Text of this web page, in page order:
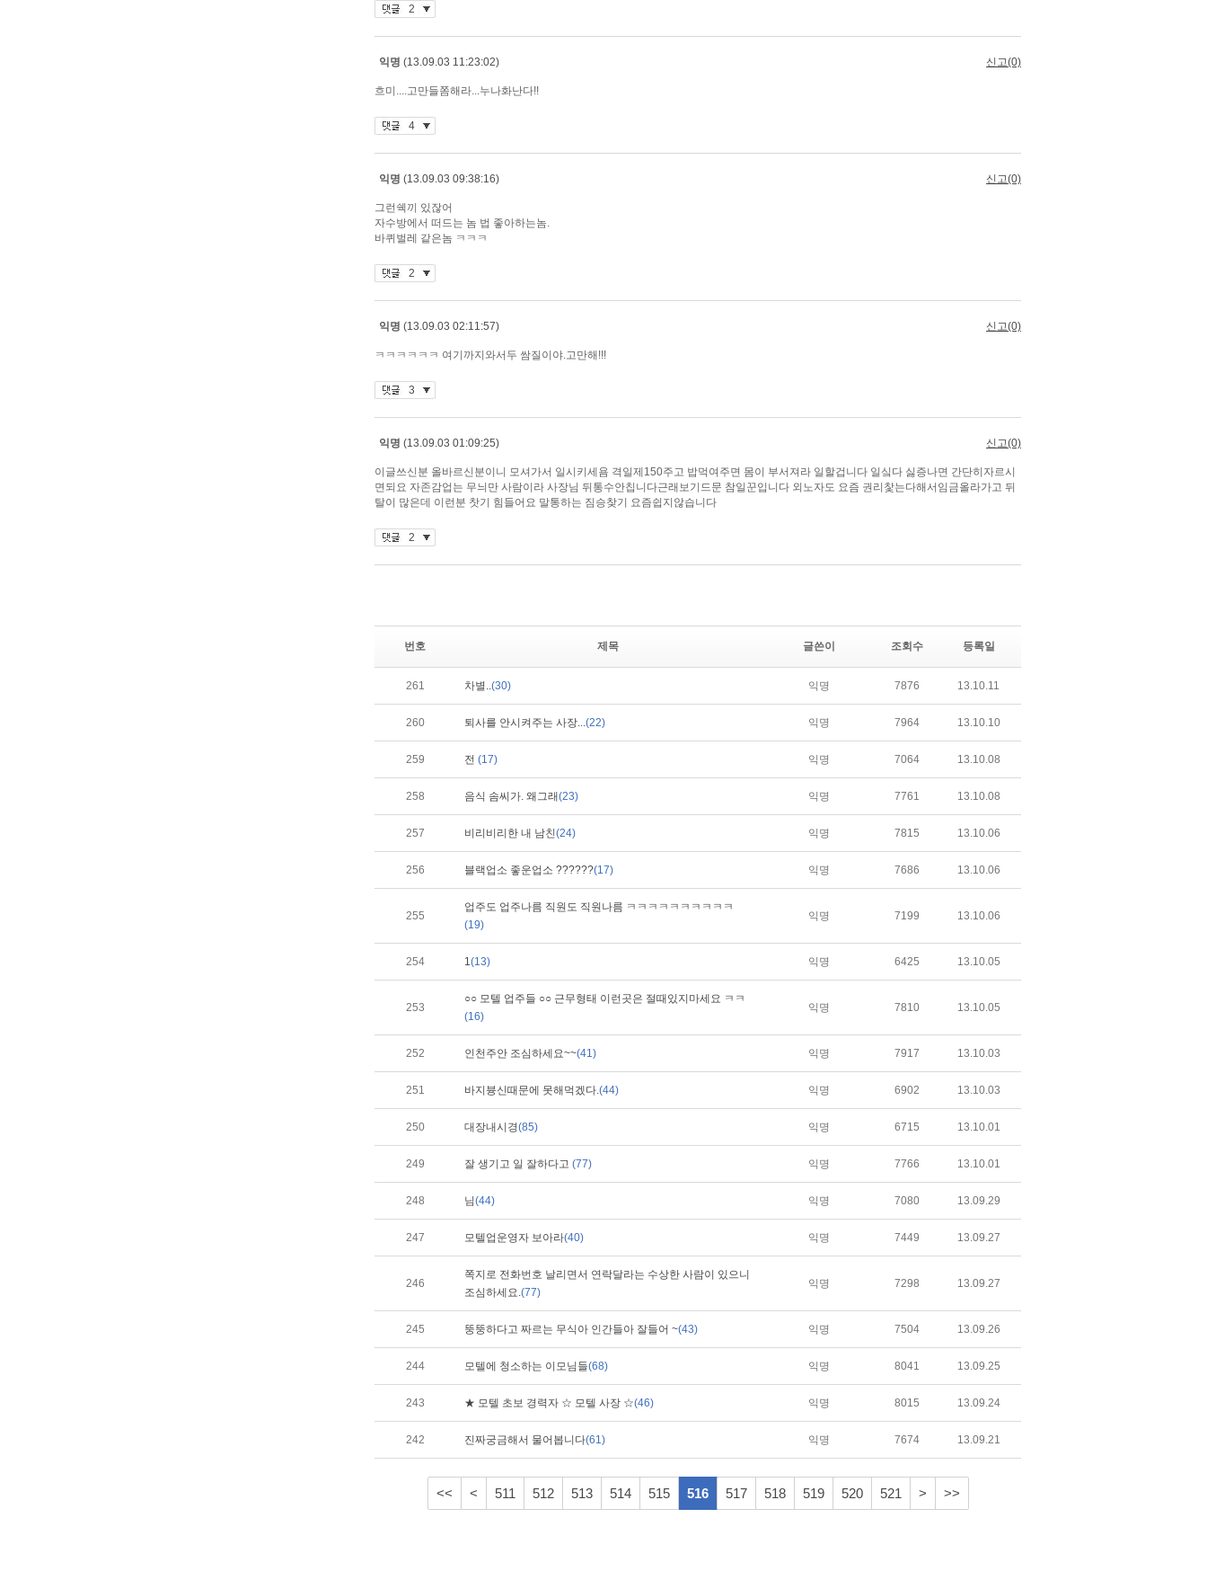
번호 제목 글쓴이 조회수 등록일
261 차별..(30) 익명 7876 13.10.11
260 퇴사를 안시켜주는 사장...(22) 익명 7964 13.10.10
259 전 (17) 익명 7064 13.10.08
258 음식 솜씨가. 왜그래(23) 익명 7761 13.10.08
257 비리비리한 내 남친(24) 익명 7815 13.10.06
256 블랙업소 좋운업소 ??????(17) 익명 7686 13.10.06
255
업주도 업주나름 직원도 직원나름 ㅋㅋㅋㅋㅋㅋㅋㅋㅋㅋ
(19)
익명 7199 13.10.06
254 1(13) 익명 6425 13.10.05
253
○○ 모텔 업주들 ○○ 근무형태 이런곳은 절때있지마세요 ㅋㅋ
(16)
익명 7810 13.10.05
252 인천주안 조심하세요~~(41) 익명 7917 13.10.03
251 바지븅신때문에 못해먹겠다.(44) 익명 6902 13.10.03
250 대장내시경(85) 익명 6715 13.10.01
249 잘 생기고 일 잘하다고 (77) 익명 7766 13.10.01
248 님(44) 익명 7080 13.09.29
247 모텔업운영자 보아라(40) 익명 7449 13.09.27
246
쪽지로 전화번호 날리면서 연락달라는 수상한 사람이 있으니
조심하세요.(77)
익명 7298 13.09.27
245 뚱뚱하다고 짜르는 무식아 인간들아 잘들어 ~(43) 익명 7504 13.09.26
244 모텔에 청소하는 이모님들(68) 익명 8041 13.09.25
243 ★ 모텔 초보 경력자 ☆ 모텔 사장 ☆(46) 익명 8015 13.09.24
242 진짜궁금해서 물어봅니다(61) 익명 7674 13.09.21
<< < 511 512 513 514 515 516 517 518 519 520 521 > >>